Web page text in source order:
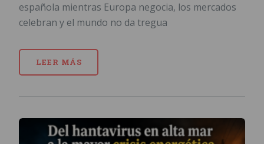
española mientras Europa negocia, los mercados
celebran y el mundo no da tregua
LEER MÁS